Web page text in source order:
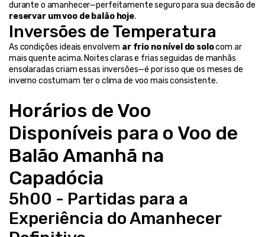
reservar um voo de balão hoje.
Inversões de Temperatura
As condições ideais envolvem ar frio no nível do solo com ar
mais quente acima. Noites claras e frias seguidas de manhãs
ensolaradas criam essas inversões—é por isso que os meses de
inverno costumam ter o clima de voo mais consistente.
Horários de Voo
Disponíveis para o Voo de
Balão Amanhã na
Capadócia
5h00 - Partidas para a
Experiência do Amanhecer